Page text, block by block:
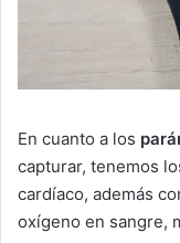
En cuanto a los
capturar, tenemos
cardíaco, además
oxígeno en sangre,